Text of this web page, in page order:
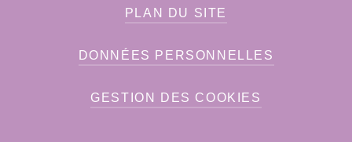
PLAN DU SITE
DONNÉES PERSONNELLES
GESTION DES COOKIES